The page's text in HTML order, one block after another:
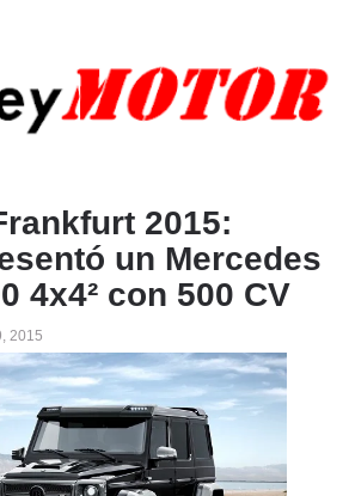
2015:
un Mercedes
4x4² con 500 CV
2015